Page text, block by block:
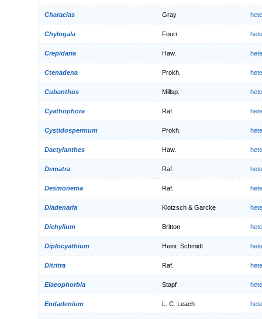
Characias Gray
Chylogala Fourr.
Crepidaria Haw.
Ctenadena Prokh.
Cubanthus Millsp.
Cyathophora Raf.
Cystidospermum Prokh.
Dactylanthes Haw.
Dematra Raf.
Desmonema Raf.
Diadenaria Klotzsch & Garcke
Dichylium Britton
Diplocyathium Heinr. Schmidt
Ditritra Raf.
Elaeophorbia Stapf
Endadenium L. C. Leach